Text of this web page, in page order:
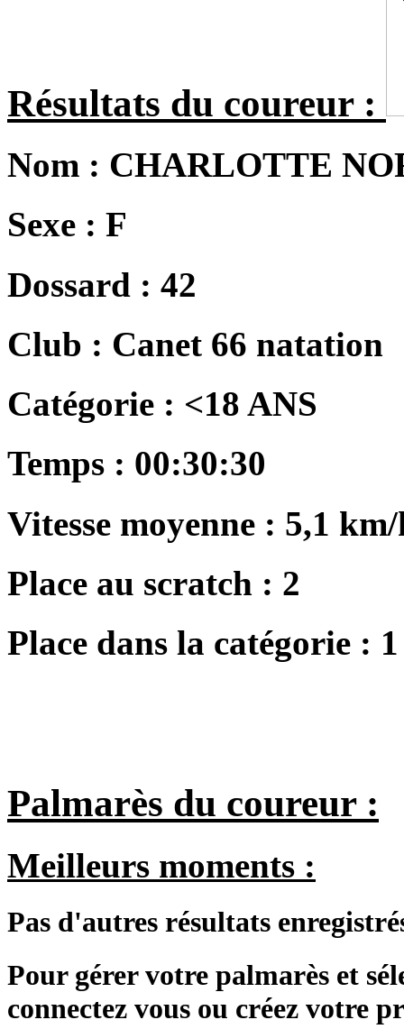
Résultats du coureur :
Nom : CHARLOTTE
Sexe : F
Dossard : 42
Club : Canet 66 natation
Catégorie : <18 ANS
Temps : 00:30:30
Vitesse moyenne : 5,1
Place au scratch : 2
Place dans la catégorie : 1
Palmarès du coureur :
Meilleurs moments :
Pas d'autres résultats
Pour gérer votre palmarès et
connectez vous ou créez votre